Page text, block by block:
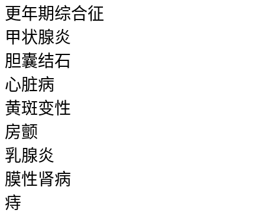
更年期综合征
甲状腺炎
胆囊结石
心脏病
黄斑变性
房颤
乳腺炎
膜性肾病
痔